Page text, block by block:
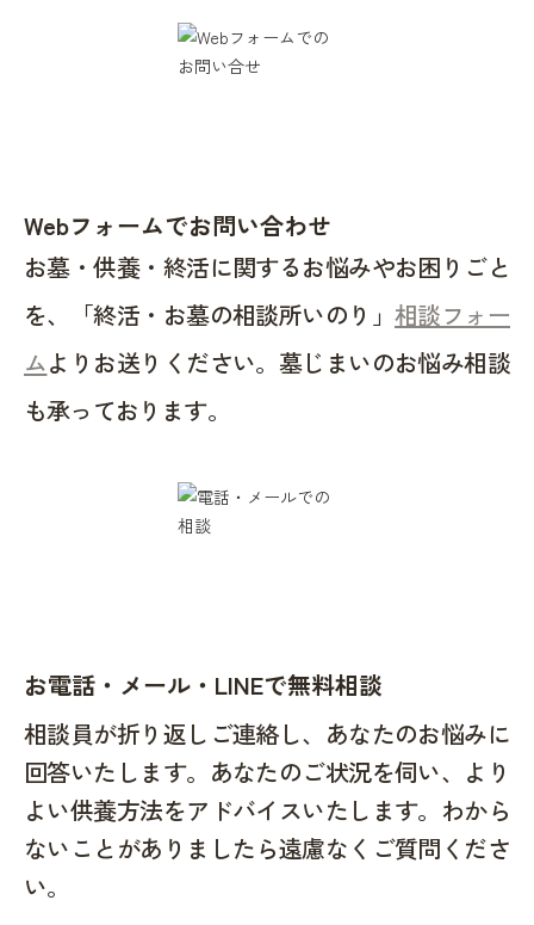
Webフォームでお問い合わせ
お墓・供養・終活に関するお悩みやお困りごと
を、「終活・お墓の相談所いのり」相談フォー
ムよりお送りください。墓じまいのお悩み相談
も承っております。
お電話・メール・LINEで無料相談
相談員が折り返しご連絡し、あなたのお悩みに
回答いたします。あなたのご状況を伺い、より
よい供養方法をアドバイスいたします。わから
ないことがありましたら遠慮なくご質問くださ
い。